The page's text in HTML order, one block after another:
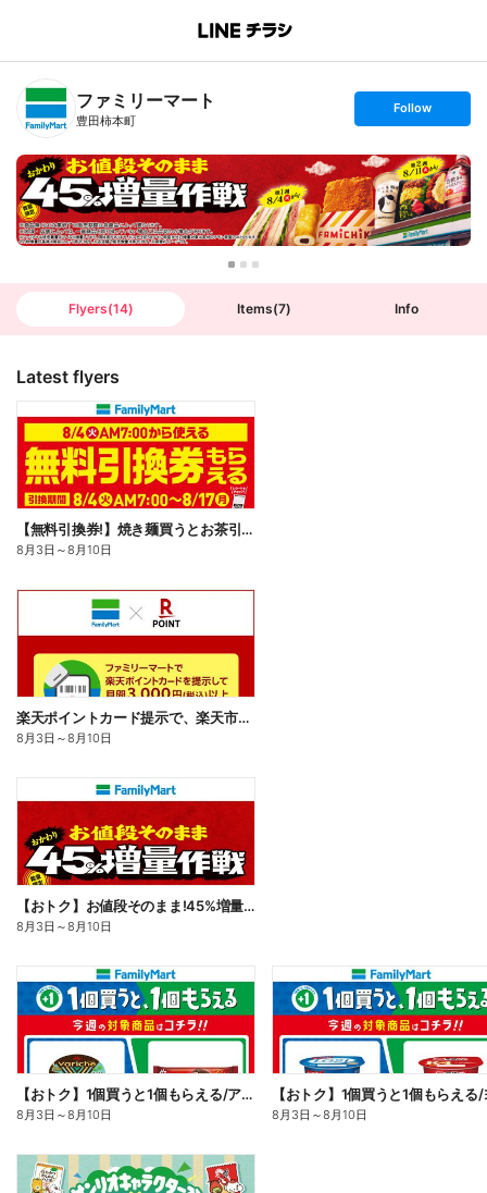
B
n
T
ファミリーマート
豊田柿本町
s
t
o
l
l
o
w
Follow
Flyers(14) Items(7) Info
Latest flyers
【無料引換券!】焼き麺買うとお茶引換券貰える!
8月3日 ～8月10日
楽天ポイントカード提示で、楽天市場でのお買い物がおトクに!
8月3日 ～8月10日
【おトク】お値段そのまま!45%増量作戦!
8月3日 ～8月10日
【おトク】1個買うと1個もらえる/アイス
8月3日 ～8月10日 8月3日 ～8月10日